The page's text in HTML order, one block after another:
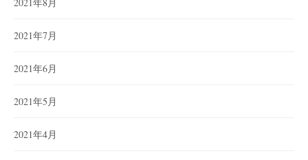
2021年7月
2021年6月
2021年5月
2021年4月